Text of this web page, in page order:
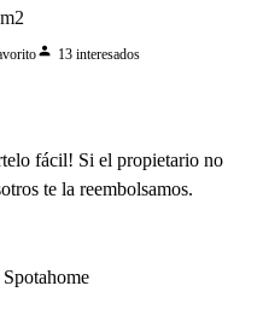
m2
person 13 interesados
fácil! Si el propietario no
te la reembolsamos.
Spotahome